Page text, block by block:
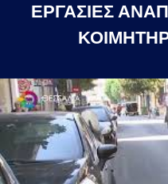
ΕΡΓΑΣΙΕΣ